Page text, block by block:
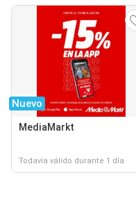
Nuevo
MediaMarkt
Todavía válido durante 1 día